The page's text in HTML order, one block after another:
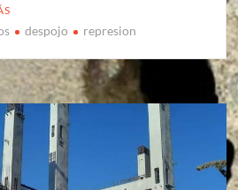
despojo represion